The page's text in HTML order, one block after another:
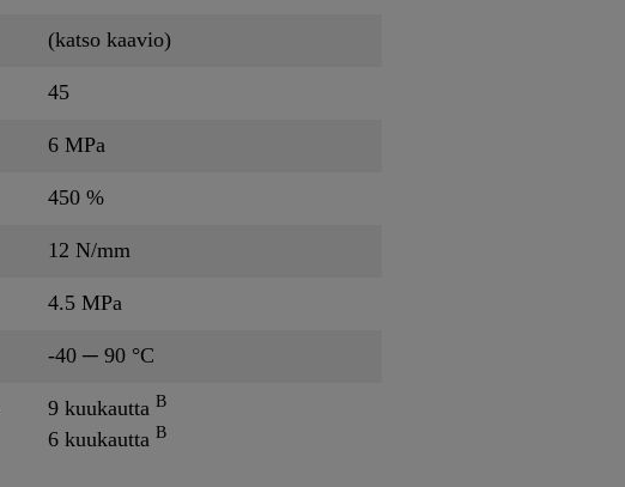
(katso kaavio)
45
6 MPa
450 %
12 N/mm
4.5 MPa
-40 ─ 90 °C
9 kuukautta B
6 kuukautta B